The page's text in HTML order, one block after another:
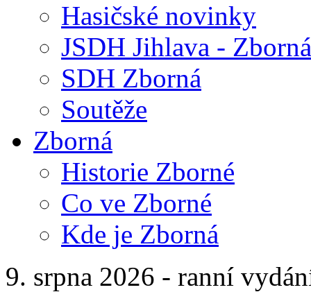
Hasičské novinky
JSDH Jihlava - Zborná
SDH Zborná
Soutěže
Zborná
Historie Zborné
Co ve Zborné
Kde je Zborná
9. srpna 2026 - ranní